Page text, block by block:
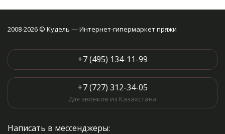
2008-2026 © Кудель — Интернет-гипермаркет пряжи
+7 (495) 134-11-99
+7 (727) 312-34-05
Для звонков из Казахстана
Написать в мессенджеры: